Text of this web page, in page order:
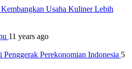
Usaha Kuliner Lebih
11 years ago
Perekonomian Indonesia 5